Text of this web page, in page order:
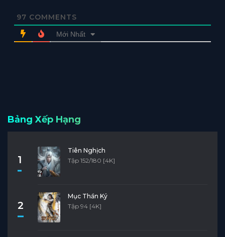
97 COMMENTS
Mới Nhất
Bảng Xếp Hạng
1
Tiên Nghịch
Tập 152/180 [4K]
2
Mục Thần Ký
Tập 94 [4K]